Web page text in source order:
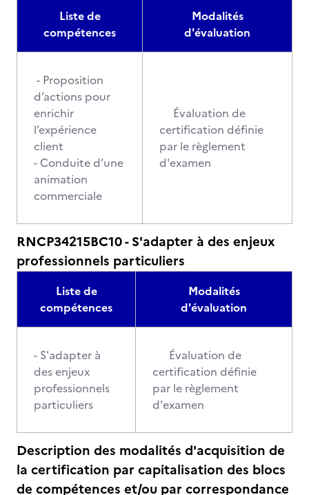
Liste de
compétences
Modalités
d'évaluation
- Proposition
d’actions pour
enrichir
l’expérience
client
- Conduite d’une
animation
commerciale
Évaluation de
certification définie
par le règlement
d'examen
RNCP34215BC10 - S'adapter à des enjeux
professionnels particuliers
Liste de
compétences
Modalités
d'évaluation
- S'adapter à
des enjeux
professionnels
particuliers
Évaluation de
certification définie
par le règlement
d'examen
Description des modalités d'acquisition de
la certification par capitalisation des blocs
de compétences et/ou par correspondance